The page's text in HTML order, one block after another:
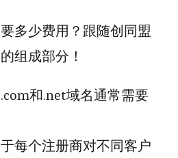
多少费用？跟随创同盟
组成部分！
和.net域名通常需要
每个注册商对不同客户